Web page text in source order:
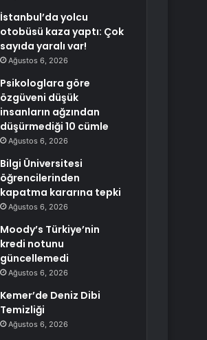
İstanbul’da yolcu
otobüsü kaza yaptı: Çok
sayıda yaralı var!
Ağustos 6, 2026
Psikologlara göre
özgüveni düşük
insanların ağzından
düşürmediği 10 cümle
Ağustos 6, 2026
Bilgi Üniversitesi
öğrencilerinden
kapatma kararına tepki
Ağustos 6, 2026
Moody’s Türkiye’nin
kredi notunu
güncellemedi
Ağustos 6, 2026
Kemer’de Deniz Dibi
Temizliği
Ağustos 6, 2026